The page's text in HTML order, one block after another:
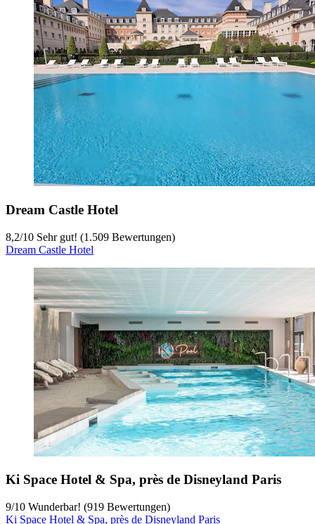
Dream Castle Hotel
8,2/10 Sehr gut! (1.509 Bewertungen)
Dream Castle Hotel
Ki Space Hotel & Spa, près de Disneyland Paris
9/10 Wunderbar! (919 Bewertungen)
Ki Space Hotel & Spa, près de Disneyland Paris